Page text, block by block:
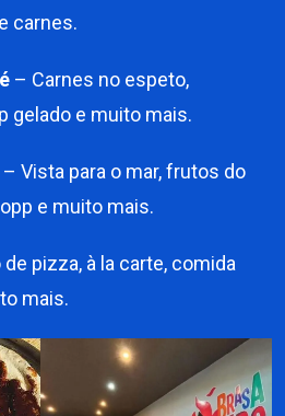
carnes.
– Carnes no espeto,
gelado e muito mais.
– Vista para o mar, frutos do
e muito mais.
pizza, à la carte, comida
mais.